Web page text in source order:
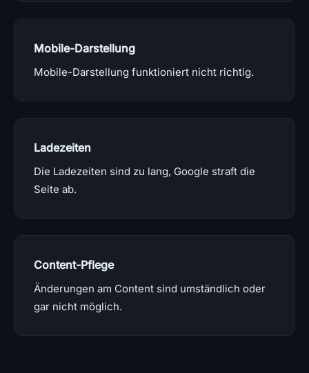
Mobile-Darstellung
Mobile-Darstellung funktioniert nicht richtig.
Ladezeiten
Die Ladezeiten sind zu lang, Google straft die
Seite ab.
Content-Pflege
Änderungen am Content sind umständlich oder
gar nicht möglich.